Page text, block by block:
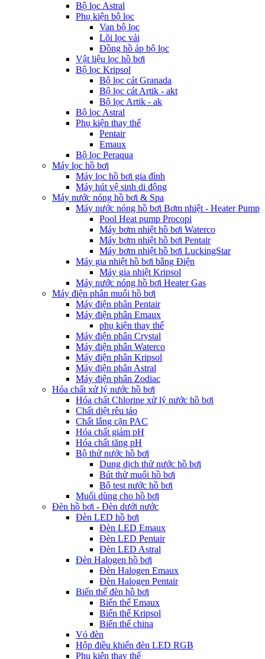
Bộ lọc Astral
Phụ kiện bộ lọc
Van bộ lọc
Lõi lọc vải
Đồng hồ áp bộ lọc
Vật liệu lọc hồ bơi
Bộ lọc Kripsol
Bộ lọc cát Granada
Bộ lọc cát Artik - akt
Bộ lọc Artik - ak
Bộ lọc Astral
Phụ kiện thay thế
Pentair
Emaux
Bộ lọc Peraqua
Máy lọc hồ bơi
Máy lọc hồ bơi gia đình
Máy hút vệ sinh di động
Máy nước nóng hồ bơi & Spa
Máy nước nóng hồ bơi Bơm nhiệt - Heater Pump
Pool Heat pump Procopi
Máy bơm nhiệt hồ bơi Waterco
Máy bơm nhiệt hồ bơi Pentair
Máy bơm nhiệt hồ bơi LuckingStar
Máy gia nhiệt hồ bơi bằng Điện
Máy gia nhiệt Kripsol
Máy nước nóng hồ bơi Heater Gas
Máy điện phân muối hồ bơi
Máy điện phân Pentair
Máy điện phân Emaux
phụ kiện thay thế
Máy điện phân Crystal
Máy điện phân Waterco
Máy điện phân Kripsol
Máy điện phân Astral
Máy điện phân Zodiac
Hóa chất xử lý nước hồ bơi
Hóa chất Chlorine xử lý nước hồ bơi
Chất diệt rêu tảo
Chất lắng cặn PAC
Hóa chất giảm pH
Hóa chất tăng pH
Bộ thử nước hồ bơi
Dung dịch thử nước hồ bơi
Bút thử muối hồ bơi
Bộ test nước hồ bơi
Muối dùng cho hồ bơi
Đèn hồ bơi - Đèn dưới nước
Đèn LED hồ bơi
Đèn LED Emaux
Đèn LED Pentair
Đèn LED Astral
Đèn Halogen hồ bơi
Đèn Halogen Emaux
Đèn Halogen Pentair
Biến thế đèn hồ bơi
Biến thế Emaux
Biến thế Kripsol
Biến thế china
Vỏ đèn
Hộp điều khiển đèn LED RGB
Phụ kiện thay thế